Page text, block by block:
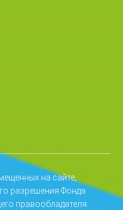
на сайте,
разрешения Фонда
правообладателя.